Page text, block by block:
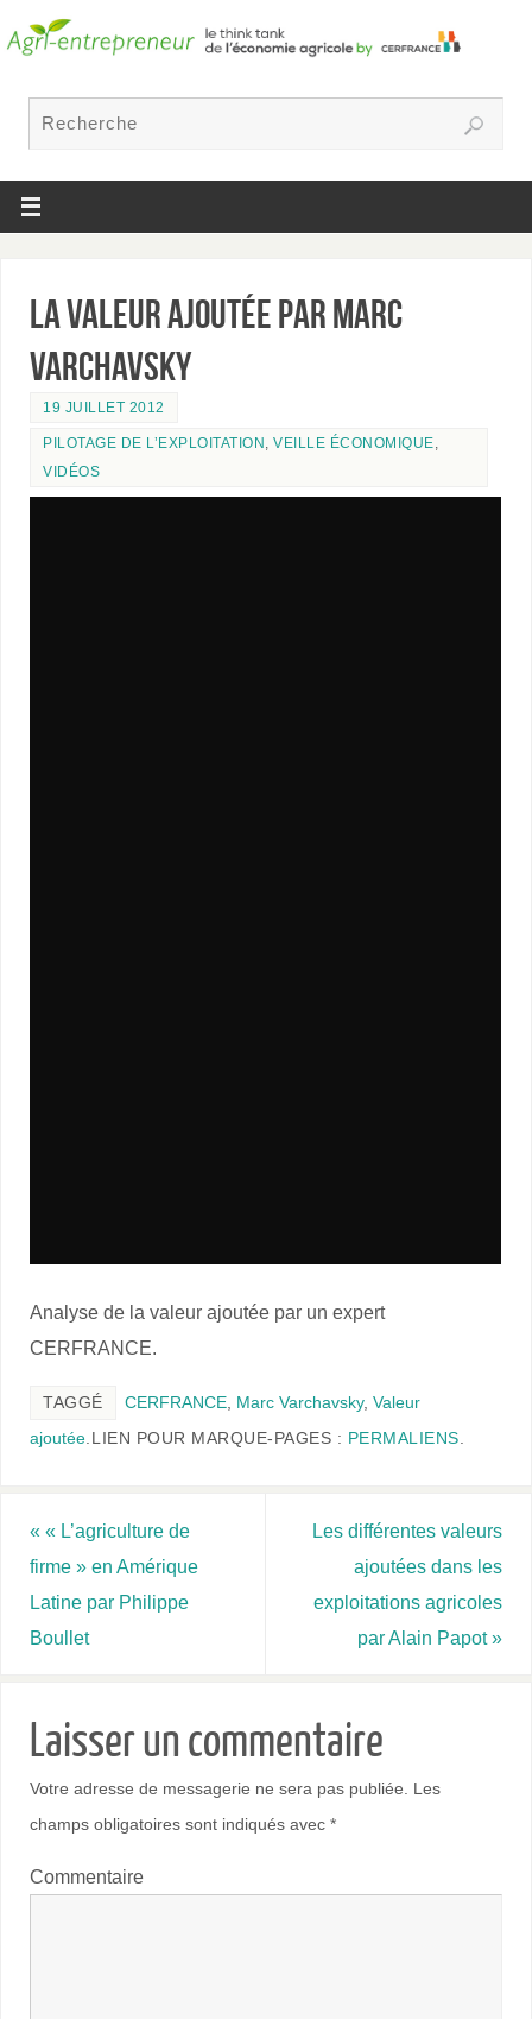
La valeur ajoutée par Marc
Varchavsky
19 JUILLET 2012
PILOTAGE DE L’EXPLOITATION ,VEILLE ÉCONOMIQUE,
VIDÉOS
Analyse de la valeur ajoutée par un expert
CERFRANCE.
TAGGÉ CERFRANCE, Marc Varchavsky, Valeur
ajoutée LIEN POUR MARQUE-PAGES : PERMALIENS
« « L’agriculture de
firme » en Amérique
Latine par Philippe
Boullet
Les différentes valeurs
ajoutées dans les
exploitations agricoles
par Alain Papot»
Laisser un commentaire
Votre adresse de messagerie ne sera pas publiée.
Les
champs obligatoires sont indiqués avec*
Commentaire